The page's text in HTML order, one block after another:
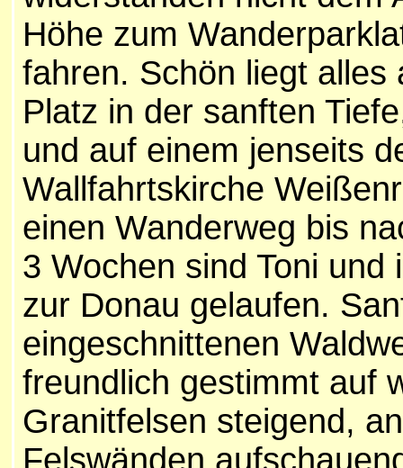
Höhe zum
fahren. Schön liegt alles
Platz in der sanften
und auf einem jenseits
Wallfahrtskirche
einen Wanderweg bis
3 Wochen sind Toni
zur Donau gelaufen.
eingeschnittenen
freundlich gestimmt auf
Granitfelsen steigend,
Felswänden